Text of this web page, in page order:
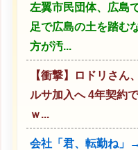
左翼市民団体、広島
足で広島の土を踏む
方が汚...
【衝撃】ロドリさん
ルサ加入へ 4年契約
ｗ...
会社「君、転勤ね」